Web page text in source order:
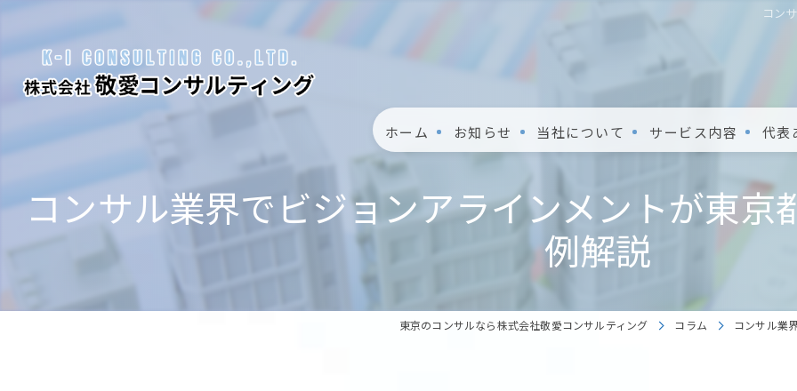
コン
ホーム お知らせ 当社について サービス内容 代表
コンサル業界でビジョンアラインメントが東京
例解説
東京のコンサルなら株式会社敬愛コンサルティング コラム コンサル業